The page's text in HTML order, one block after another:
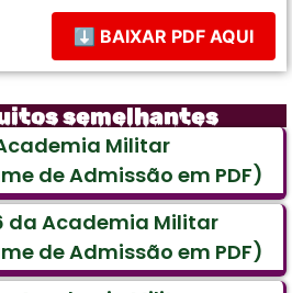
⬇ BAIXAR PDF AQUI
semelhantes
Militar
de Admissão em PDF)
da Academia Militar
de Admissão em PDF)